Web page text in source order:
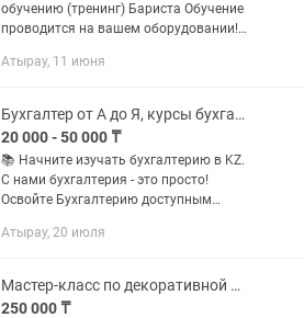
обучению (тренинг) Бариста Обучение
проводится на вашем оборудовании!
человек на Бариста! помог в открытии
Атырау, 11 июня
Бухгалтер от А до Я, курсы бухгалтерии в BUH CENTER KZ, 1С, складской учет
20 000 - 50 000 ₸
📚 Начните изучать бухгалтерию в KZ.
С нами бухгалтерия - это просто!
Освойте Бухгалтерию доступным
План курса - на фото Во время
Атырау, 20 июля
Мастер-класс по декоративной штукатурке. Обучение декораторов.
250 000 ₸